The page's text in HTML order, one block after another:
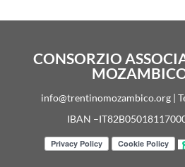
CONSORZIO
info@trentinomozambico.org |
IBAN